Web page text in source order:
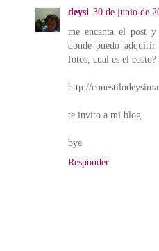
deysi 30 de junio de
me encanta el post y
donde puedo
fotos, cual es el
http://
te invito a mi blog
bye
Responder